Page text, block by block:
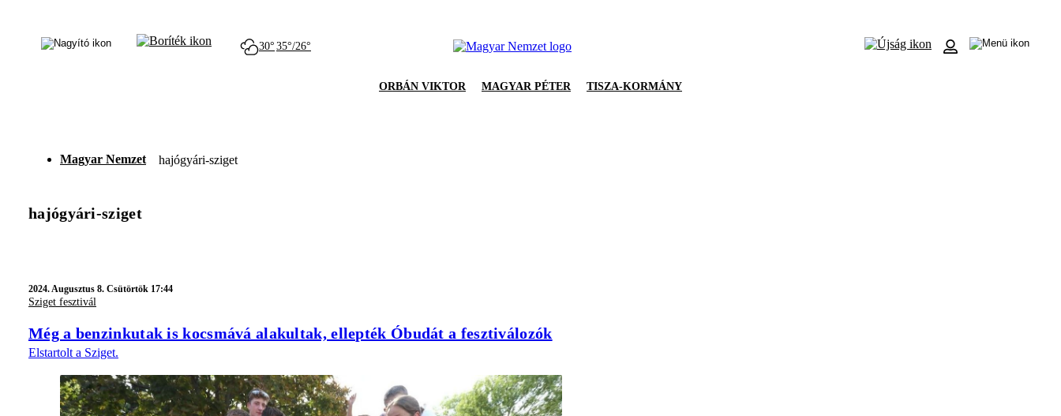
30° 35°/26°
ORBÁN VIKTOR MAGYAR PÉTER TISZA-KORMÁNY
Magyar Nemzet hajógyári-sziget
hajógyári-sziget
2024.Augusztus 8. Csütörtök 17:44
Sziget fesztivál
Még a benzinkutak is kocsmává alakultak, ellepték Óbudát a fesztiválozók
Elstartolt a Sziget.